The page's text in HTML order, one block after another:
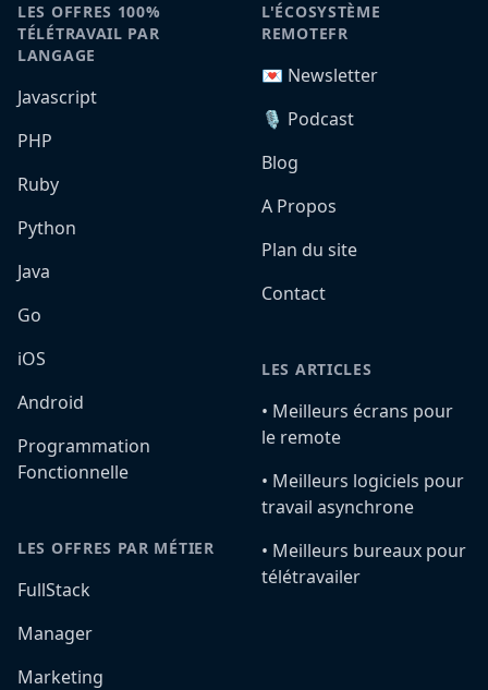
LES OFFRES 100%
TÉLÉTRAVAIL PAR
LANGAGE
Javascript
PHP
Ruby
Python
Java
Go
iOS
Android
Programmation
Fonctionnelle
LES OFFRES PAR MÉTIER
FullStack
Manager
Marketing
L'ÉCOSYSTÈME
REMOTEFR
💌 Newsletter
🎙️ Podcast
Blog
A Propos
Plan du site
Contact
LES ARTICLES
•️ Meilleurs écrans pour
le remote
•️ Meilleurs logiciels pour
travail asynchrone
•️ Meilleurs bureaux pour
télétravailer